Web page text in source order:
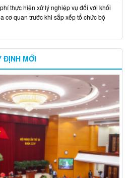
thực hiện xử lý nghiệp vụ đối với khối
cơ quan trước khi sắp xếp tổ chức bộ
ĐỊNH MỚI